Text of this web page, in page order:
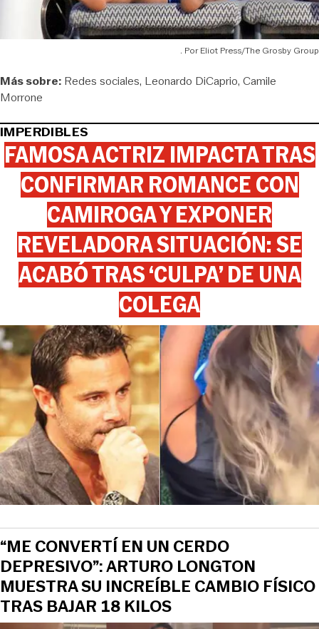
Eliot Press/The Grosby Group
Más sobre: Redes sociales Leonardo DiCaprio Camile
Morrone
IMPERDIBLES
FAMOSA ACTRIZ IMPACTA TRAS
CONFIRMAR ROMANCE CON
CAMIROGA Y EXPONER
REVELADORA SITUACIÓN: SE
ACABÓ TRAS ‘CULPA’ DE UNA
COLEGA
“ME CONVERTÍ EN UN CERDO
DEPRESIVO”: ARTURO LONGTON
MUESTRA SU INCREÍBLE CAMBIO FÍSICO
TRAS BAJAR 18 KILOS